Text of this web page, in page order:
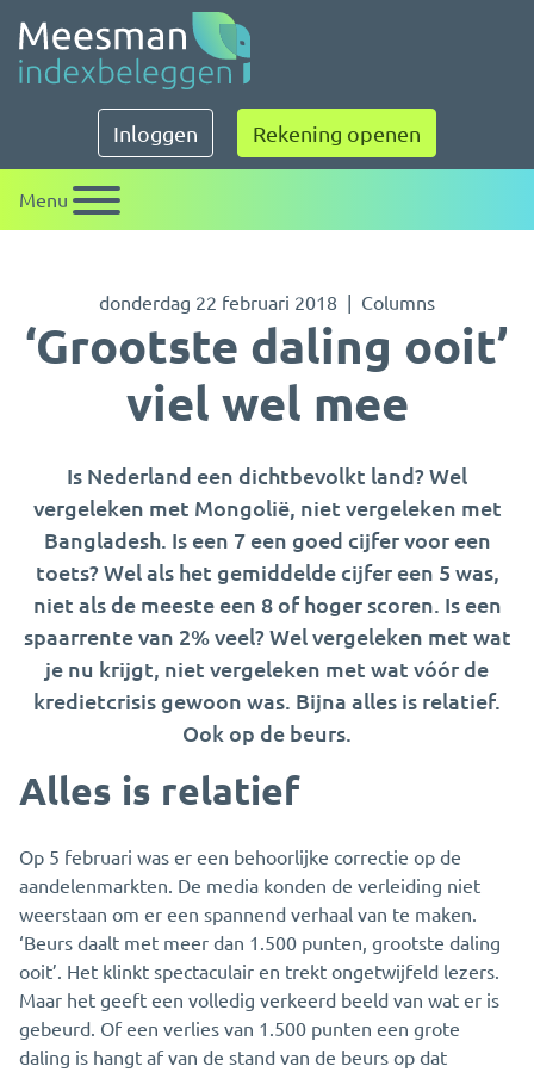
Meesman indexbeleggen
Inloggen Rekening openen
Menu
donderdag 22 februari 2018 Columns
‘Grootste daling ooit’
viel wel mee
Is Nederland een dichtbevolkt land? Wel
vergeleken met Mongolië, niet vergeleken met
Bangladesh. Is een 7 een goed cijfer voor een
toets? Wel als het gemiddelde cijfer een 5 was,
niet als de meeste een 8 of hoger scoren. Is een
spaarrente van 2% veel? Wel vergeleken met wat
je nu krijgt, niet vergeleken met wat vóór de
kredietcrisis gewoon was. Bijna alles is relatief.
Ook op de beurs.
Alles is relatief
Op 5 februari was er een behoorlijke correctie op de
aandelenmarkten. De media konden de verleiding niet
weerstaan om er een spannend verhaal van te maken.
‘Beurs daalt met meer dan 1.500 punten, grootste daling
ooit’. Het klinkt spectaculair en trekt ongetwijfeld lezers.
Maar het geeft een volledig verkeerd beeld van wat er is
gebeurd. Of een verlies van 1.500 punten een grote
daling is hangt af van de stand van de beurs op dat